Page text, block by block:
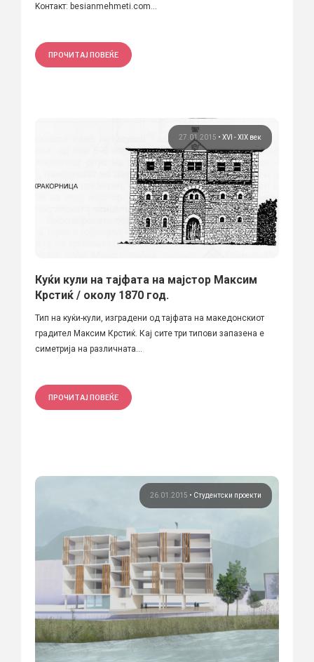
Kонтакт: besianmehmeti.com...
ПРОЧИТАЈ ПОВЕЌЕ
27.01.2015 • XVI - XIX век
Куќи кули на тајфата на мајстор Максим
Крстиќ / околу 1870 год.
Тип на куќи-кули, изградени од тајфата на македонскиот
градител Максим Крстиќ. Кај сите три типови запазена е
симетрија на различната...
ПРОЧИТАЈ ПОВЕЌЕ
26.01.2015 • Студентски проекти